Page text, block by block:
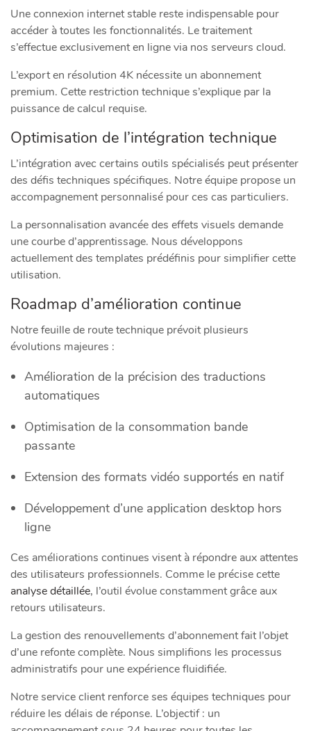
Une connexion internet stable reste indispensable pour
accéder à toutes les fonctionnalités. Le traitement
s’effectue exclusivement en ligne via nos serveurs cloud.
L’export en résolution 4K nécessite un abonnement
premium. Cette restriction technique s’explique par la
puissance de calcul requise.
Optimisation de l’intégration technique
L’intégration avec certains outils spécialisés peut présenter
des défis techniques spécifiques. Notre équipe propose un
accompagnement personnalisé pour ces cas particuliers.
La personnalisation avancée des effets visuels demande
une courbe d’apprentissage. Nous développons
actuellement des templates prédéfinis pour simplifier cette
utilisation.
Roadmap d’amélioration continue
Notre feuille de route technique prévoit plusieurs
évolutions majeures :
Amélioration de la précision des traductions
automatiques
Optimisation de la consommation bande
passante
Extension des formats vidéo supportés en natif
Développement d’une application desktop hors
ligne
Ces améliorations continues visent à répondre aux attentes
des utilisateurs professionnels. Comme le précise cette
analyse détaillée, l’outil évolue constamment grâce aux
retours utilisateurs.
La gestion des renouvellements d’abonnement fait l’objet
d’une refonte complète. Nous simplifions les processus
administratifs pour une expérience fluidifiée.
Notre service client renforce ses équipes techniques pour
réduire les délais de réponse. L’objectif : un